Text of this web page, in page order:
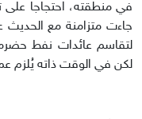
في منطقته، احتجاجاً على
جاءت متزامنة مع الحديث
لتقاسم عائدات نفط
لكن في الوقت ذاته يُلزم